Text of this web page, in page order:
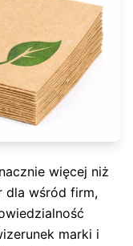
więcej niż
dla wśród firm,
marki i